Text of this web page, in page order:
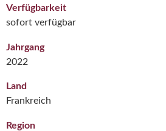
Verfügbarkeit
sofort verfügbar
Jahrgang
2022
Land
Frankreich
Region